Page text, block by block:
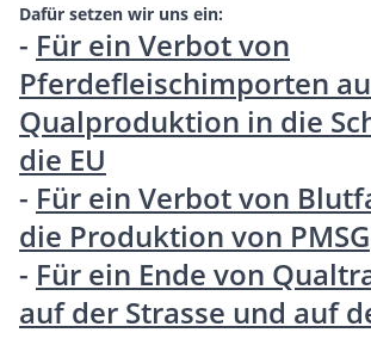
Dafür setzen wir uns ein:
- Für ein Verbot von
Pferdefleischimporten
Qualproduktion in die
die EU
- Für ein Verbot von
die Produktion von PMSG
- Für ein Ende von
auf der Strasse und auf